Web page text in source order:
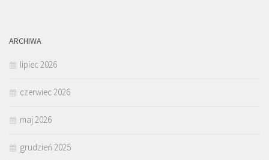
ARCHIWA
lipiec 2026
czerwiec 2026
maj 2026
grudzień 2025